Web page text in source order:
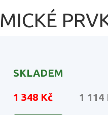
SKLADEM
1 348 Kč 1 114